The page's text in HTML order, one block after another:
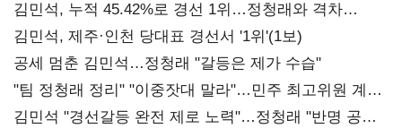
김민석, 누적 45.42%로 경선 1위…정청래와 격차
0.86%p(2보)
김민석, 제주·인천 당대표 경선서 '1위'(1보)
공세 멈춘 김민석…정청래 "갈등은 제가 수습"
"팀 정청래 정리" "이중잣대 말라"…민주 최고위원 계파
다툼 격화
김민석 "경선갈등 완전 제로 노력"…정청래 "반명 공세